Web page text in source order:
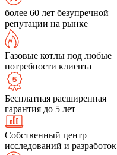
более 60 лет безупречной
репутации на рынке
Газовые котлы под любые
потребности клиента
Бесплатная расширенная
гарантия до 5 лет
Собственный центр
исследований и разработок